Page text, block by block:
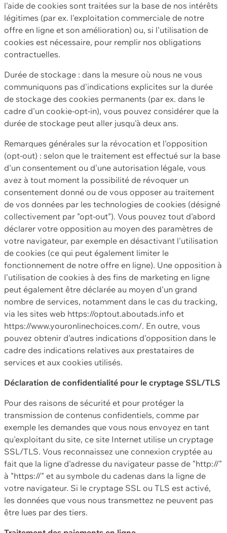
l'aide de cookies sont traitées sur la base de nos intérêts
légitimes (par ex. l'exploitation commerciale de notre
offre en ligne et son amélioration) ou, si l'utilisation de
cookies est nécessaire, pour remplir nos obligations
contractuelles.
Durée de stockage : dans la mesure où nous ne vous
communiquons pas d'indications explicites sur la durée
de stockage des cookies permanents (par ex. dans le
cadre d'un cookie-opt-in), vous pouvez considérer que la
durée de stockage peut aller jusqu'à deux ans.
Remarques générales sur la révocation et l'opposition
(opt-out) : selon que le traitement est effectué sur la base
d'un consentement ou d'une autorisation légale, vous
avez à tout moment la possibilité de révoquer un
consentement donné ou de vous opposer au traitement
de vos données par les technologies de cookies (désigné
collectivement par "opt-out"). Vous pouvez tout d'abord
déclarer votre opposition au moyen des paramètres de
votre navigateur, par exemple en désactivant l'utilisation
de cookies (ce qui peut également limiter le
fonctionnement de notre offre en ligne). Une opposition à
l'utilisation de cookies à des fins de marketing en ligne
peut également être déclarée au moyen d'un grand
nombre de services, notamment dans le cas du tracking,
via les sites web https://optout.aboutads.info et
https://www.youronlinechoices.com/. En outre, vous
pouvez obtenir d'autres indications d'opposition dans le
cadre des indications relatives aux prestataires de
services et aux cookies utilisés.
Déclaration de confidentialité pour le cryptage SSL/TLS
Pour des raisons de sécurité et pour protéger la
transmission de contenus confidentiels, comme par
exemple les demandes que vous nous envoyez en tant
qu'exploitant du site, ce site Internet utilise un cryptage
SSL/TLS. Vous reconnaissez une connexion cryptée au
fait que la ligne d'adresse du navigateur passe de "http://"
à "https://" et au symbole du cadenas dans la ligne de
votre navigateur. Si le cryptage SSL ou TLS est activé,
les données que vous nous transmettez ne peuvent pas
être lues par des tiers.